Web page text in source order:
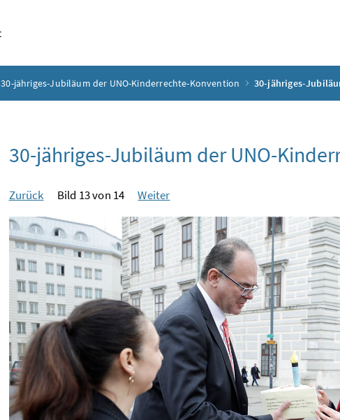
30-jähriges-Jubiläum der UNO-Kinderrechte-Konvention 30-jähriges-
30-jähriges-Jubiläum der UNO-
Zurück Bild 13 von 14 Weiter